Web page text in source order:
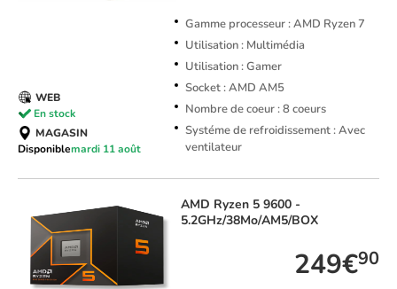
Gamme processeur : AMD Ryzen 7
Utilisation : Multimédia
Utilisation : Gamer
Socket : AMD AM5
Nombre de coeur : 8 coeurs
Systéme de refroidissement : Avec
ventilateur
WEB
En stock
MAGASIN
Disponiblemardi 11 août
AMD Ryzen 5 9600 -
5.2GHz/38Mo/AM5/BOX
249€90